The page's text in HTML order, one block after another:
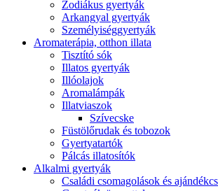
Zodiákus gyertyák
Arkangyal gyertyák
Személyiséggyertyák
Aromaterápia, otthon illata
Tisztító sók
Illatos gyertyák
Illóolajok
Aromalámpák
Illatviaszok
Szívecske
Füstölőrudak és tobozok
Gyertyatartók
Pálcás illatosítók
Alkalmi gyertyák
Családi csomagolások és